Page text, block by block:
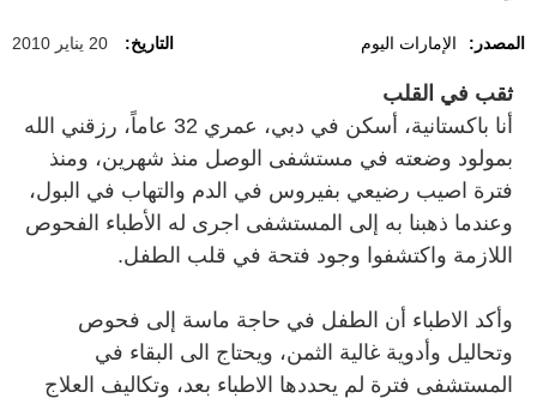
المصدر: الإمارات اليوم التاريخ: 20 يناير 2010
ثقب في القلب
أنا باكستانية، أسكن في دبي، عمري 32 عاماً، رزقني الله
بمولود وضعته في مستشفى الوصل منذ شهرين، ومنذ
فترة اصيب رضيعي بفيروس في الدم والتهاب في البول،
وعندما ذهبنا به إلى المستشفى اجرى له الأطباء الفحوص
اللازمة واكتشفوا وجود فتحة في قلب الطفل.
وأكد الاطباء أن الطفل في حاجة ماسة إلى فحوص
وتحاليل وأدوية غالية الثمن، ويحتاج الى البقاء في
المستشفى فترة لم يحددها الاطباء بعد، وتكاليف العلاج